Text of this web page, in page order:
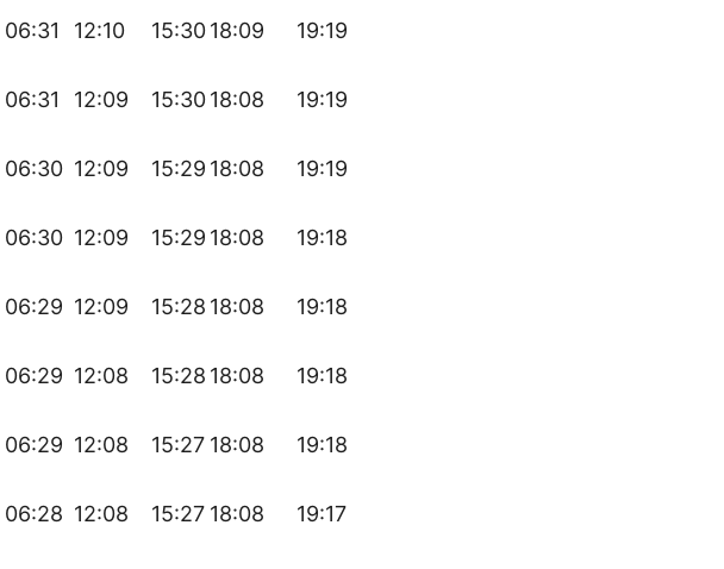
06:31 12:10 15:3018:09 19:19
06:31 12:09 15:3018:08 19:19
06:30 12:09 15:29 18:08 19:19
06:30 12:09 15:29 18:08 19:18
06:29 12:09 15:28 18:08 19:18
06:29 12:08 15:28 18:08 19:18
06:29 12:08 15:27 18:08 19:18
06:28 12:08 15:27 18:08 19:17